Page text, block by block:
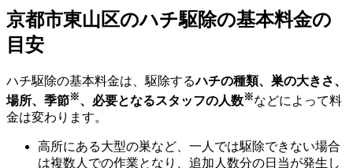
京都市東山区のハチ駆除の基本料金の
目安
ハチ駆除の基本料金は、駆除するハチの種類、巣の大きさ、
場所、季節※、必要となるスタッフの人数※などによって料
金は変わります。
高所にある大型の巣など、一人では駆除できない場合
は複数人での作業となり、追加人数分の日当が発生し